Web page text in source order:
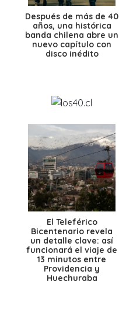
Después de más de 40
años, una histórica
banda chilena abre un
nuevo capítulo con
disco inédito
El Teleférico
Bicentenario revela
un detalle clave: así
funcionará el viaje de
13 minutos entre
Providencia y
Huechuraba